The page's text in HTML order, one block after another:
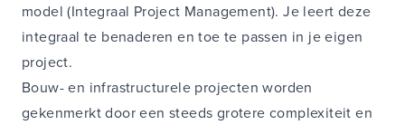
model (Integraal Project Management). Je leert deze
integraal te benaderen en toe te passen in je eigen
project.
Bouw- en infrastructurele projecten worden
gekenmerkt door een steeds grotere complexiteit en